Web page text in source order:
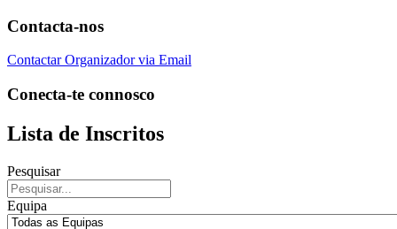
Contacta-nos
Contactar Organizador via Email
Conecta-te connosco
Lista de Inscritos
Pesquisar
Equipa